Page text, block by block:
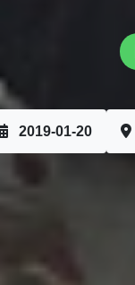
2019-01-20